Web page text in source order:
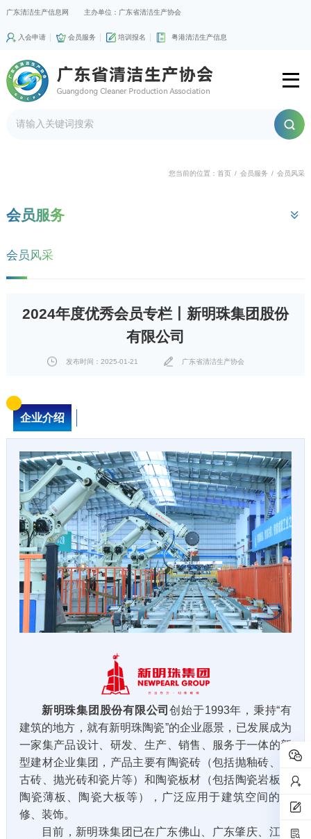
广东清洁生产信息网 主办单位：广东省清洁生产协会
入会申请 会员服务 培训报名 粤港清洁生产信息
您当前的位置：首页 / 会员服务 / 会员风采
会员服务
会员风采
2024年度优秀会员专栏丨新明珠集团股份
有限公司
发布时间：2025-01-21 广东省清洁生产协会
企业介绍
新明珠集团股份有限公司创始于1993年，秉持“有
建筑的地方，就有新明珠陶瓷”的企业愿景，已发展成为
一家集产品设计、研发、生产、销售、服务于一体的新
型建材企业集团，产品主要有陶瓷砖（包括抛釉砖、仿
古砖、抛光砖和瓷片等）和陶瓷板材（包括陶瓷岩板、
陶瓷薄板、陶瓷大板等），广泛应用于建筑空间的装
修、装饰。
目前，新明珠集团已在广东佛山、广东肇庆、江西